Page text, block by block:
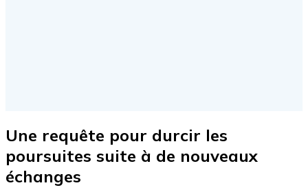
Une requête pour durcir les
poursuites suite à de nouveaux
échanges